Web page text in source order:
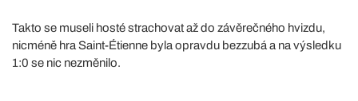
Takto se museli hosté strachovat až do závěrečného hvizdu,
nicméně hra Saint-Étienne byla opravdu bezzubá a na výsledku
1:0 se nic nezměnilo.